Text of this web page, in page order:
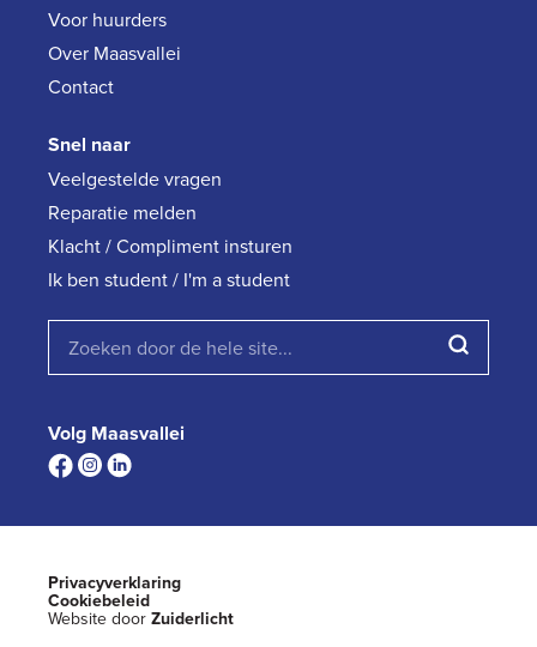
Voor huurders
Over Maasvallei
Contact
Snel naar
Veelgestelde vragen
Reparatie melden
Klacht / Compliment insturen
Ik ben student / I'm a student
Volg Maasvallei
Privacyverklaring
Cookiebeleid
Website door Zuiderlicht